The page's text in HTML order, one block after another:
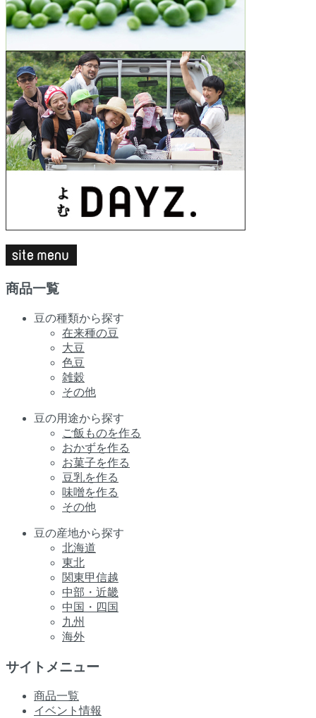
商品一覧
豆の種類から探す
在来種の豆
大豆
色豆
雑穀
その他
豆の用途から探す
ご飯ものを作る
おかずを作る
お菓子を作る
豆乳を作る
味噌を作る
その他
豆の産地から探す
北海道
東北
関東甲信越
中部・近畿
中国・四国
九州
海外
サイトメニュー
商品一覧
イベント情報